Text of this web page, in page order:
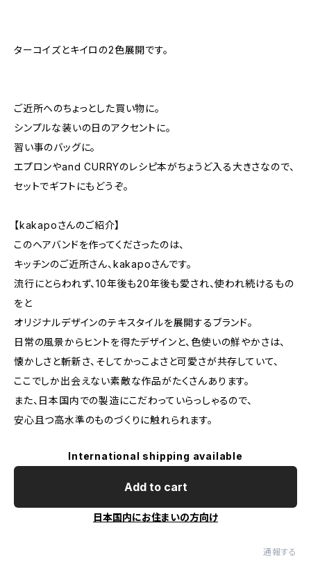
ターコイズとキイロの2色展開です。
ご近所へのちょっとした買い物に。
シンプルな装いの日のアクセントに。
習い事のバッグに。
エプロンやand CURRYのレシピ本がちょうど入る大きさなので、
セットでギフトにもどうぞ。
【kakapoさんのご紹介】
このヘアバンドを作ってくださったのは、
キッチンのご近所さん、kakapoさんです。
流行にとらわれず、10年後も20年後も愛され、使われ続けるもの
をと
オリジナルデザインのテキスタイルを展開するブランド。
日常の風景からヒントを得たデザインと、色使いの鮮やかさは、
懐かしさと斬新さ、そしてかっこよさと可愛さが共存していて、
ここでしか出会えない素敵な作品がたくさんあります。
また、日本国内での製造にこだわっていらっしゃるので、
安心且つ高水準のものづくりに触れられます。
International shipping available
Add to cart
日本国内にお住まいの方向け
通報する